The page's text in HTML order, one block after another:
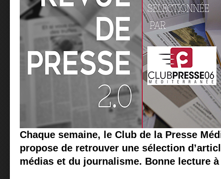
Chaque semaine, le Club de la Presse
propose de retrouver une sélection
médias et du journalisme. Bonne lecture